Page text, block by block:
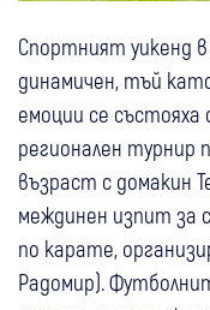
Спортният уикенд
динамичен, тъй
емоции се състояха
регионален турнир
възраст с домакин
междинен изпит
по карате,
Радомир).